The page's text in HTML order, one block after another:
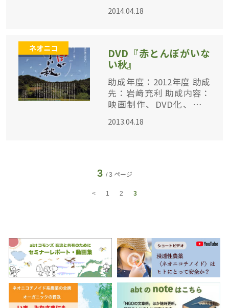
のがたり』の絵本化 ミツ
子ども
2014.04.18
DVD『赤とんぼがいな
い秋』
助成年度：2012年度 助成
先：岩﨑充利 助成内容：
映画制作、DVD化、チラ
を捉えたドキュメンタリ
2013.04.18
ネオニコ
3 / 3
< 1 2 3